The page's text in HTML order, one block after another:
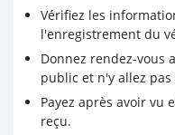
Vérifiez les
l'enregistrement du
Donnez rendez-vous
public et n'y allez pas
Payez après avoir vu
reçu.